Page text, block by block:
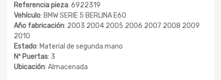
Referencia pieza: 6922319
Vehículo: BMW SERIE 5 BERLINA E60
Año fabricación: 2003 2004 2005 2006 2007 2008 2009
2010
Estado: Material de segunda mano
Nº Puertas: 3
Ubicación: Almacenada